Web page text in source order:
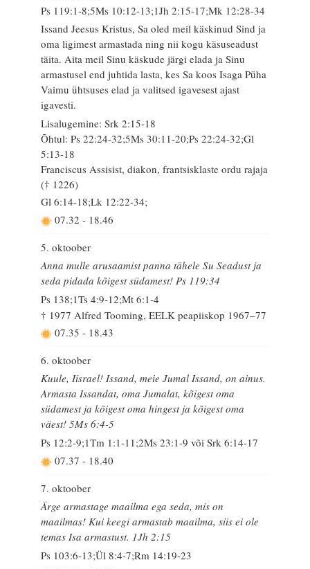
Ps 119:1-8;5Ms 10:12-13;1Jh 2:15-17;Mk 12:28-34
Issand Jeesus Kristus, Sa oled meil käskinud Sind ja
oma ligimest armastada ning nii kogu käsuseadust
täita. Aita meil Sinu käskude järgi elada ja Sinu
armastusel end juhtida lasta, kes Sa koos Isaga Püha
Vaimu ühtsuses elad ja valitsed igavesest ajast
igavesti.
Lisalugemine: Srk 2:15-18
Õhtul: Ps 22:24-32;5Ms 30:11-20;Ps 22:24-32;Gl
5:13-18
Franciscus Assisist, diakon, frantsisklaste ordu rajaja
(† 1226)
Gl 6:14-18;Lk 12:22-34;
07.32 - 18.46
5. oktoober
Anna mulle arusaamist panna tähele Su Seadust ja
seda pidada kõigest südamest! Ps 119:34
Ps 138;1Ts 4:9-12;Mt 6:1-4
† 1977 Alfred Tooming, EELK peapiiskop 1967–77
07.35 - 18.43
6. oktoober
Kuule, Iisrael! Issand, meie Jumal Issand, on ainus.
Armasta Issandat, oma Jumalat, kõigest oma
südamest ja kõigest oma hingest ja kõigest oma
väest! 5Ms 6:4-5
Ps 12:2-9;1Tm 1:1-11;2Ms 23:1-9 või Srk 6:14-17
07.37 - 18.40
7. oktoober
Ärge armastage maailma ega seda, mis on
maailmas! Kui keegi armastab maailma, siis ei ole
temas Isa armastust. 1Jh 2:15
Ps 103:6-13;Ül 8:4-7;Rm 14:19-23